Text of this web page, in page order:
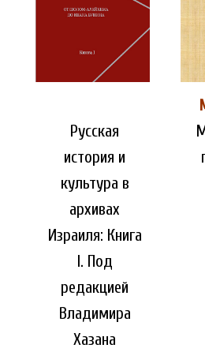
Русская
история и
культура в
архивах
Израиля: Книга
I. Под
редакцией
Владимира
Хазана